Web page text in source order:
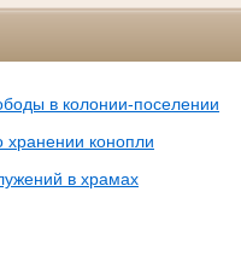
в колонии-поселении
конопли
в храмах